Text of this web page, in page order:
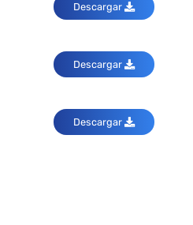
Descargar
Descargar
Descargar